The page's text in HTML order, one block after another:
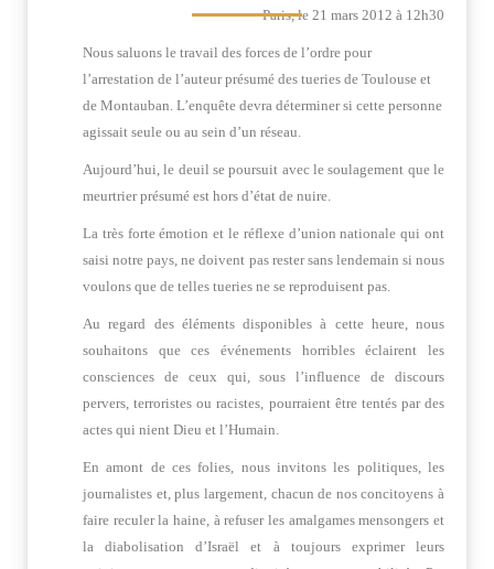
Paris, le 21 mars 2012 à 12h30
Nous saluons le travail des forces de l’ordre pour
l’arrestation de l’auteur présumé des tueries de Toulouse et
de Montauban. L’enquête devra déterminer si cette personne
agissait seule ou au sein d’un réseau.
Aujourd’hui, le deuil se poursuit avec le soulagement que le
meurtrier présumé est hors d’état de nuire.
La très forte émotion et le réflexe d’union nationale qui ont
saisi notre pays, ne doivent pas rester sans lendemain si nous
voulons que de telles tueries ne se reproduisent pas.
Au regard des éléments disponibles à cette heure, nous
souhaitons que ces événements horribles éclairent les
consciences de ceux qui, sous l’influence de discours
pervers, terroristes ou racistes, pourraient être tentés par des
actes qui nient Dieu et l’Humain.
En amont de ces folies, nous invitons les politiques, les
journalistes et, plus largement, chacun de nos concitoyens à
faire reculer la haine, à refuser les amalgames mensongers et
la diabolisation d’Israël et à toujours exprimer leurs